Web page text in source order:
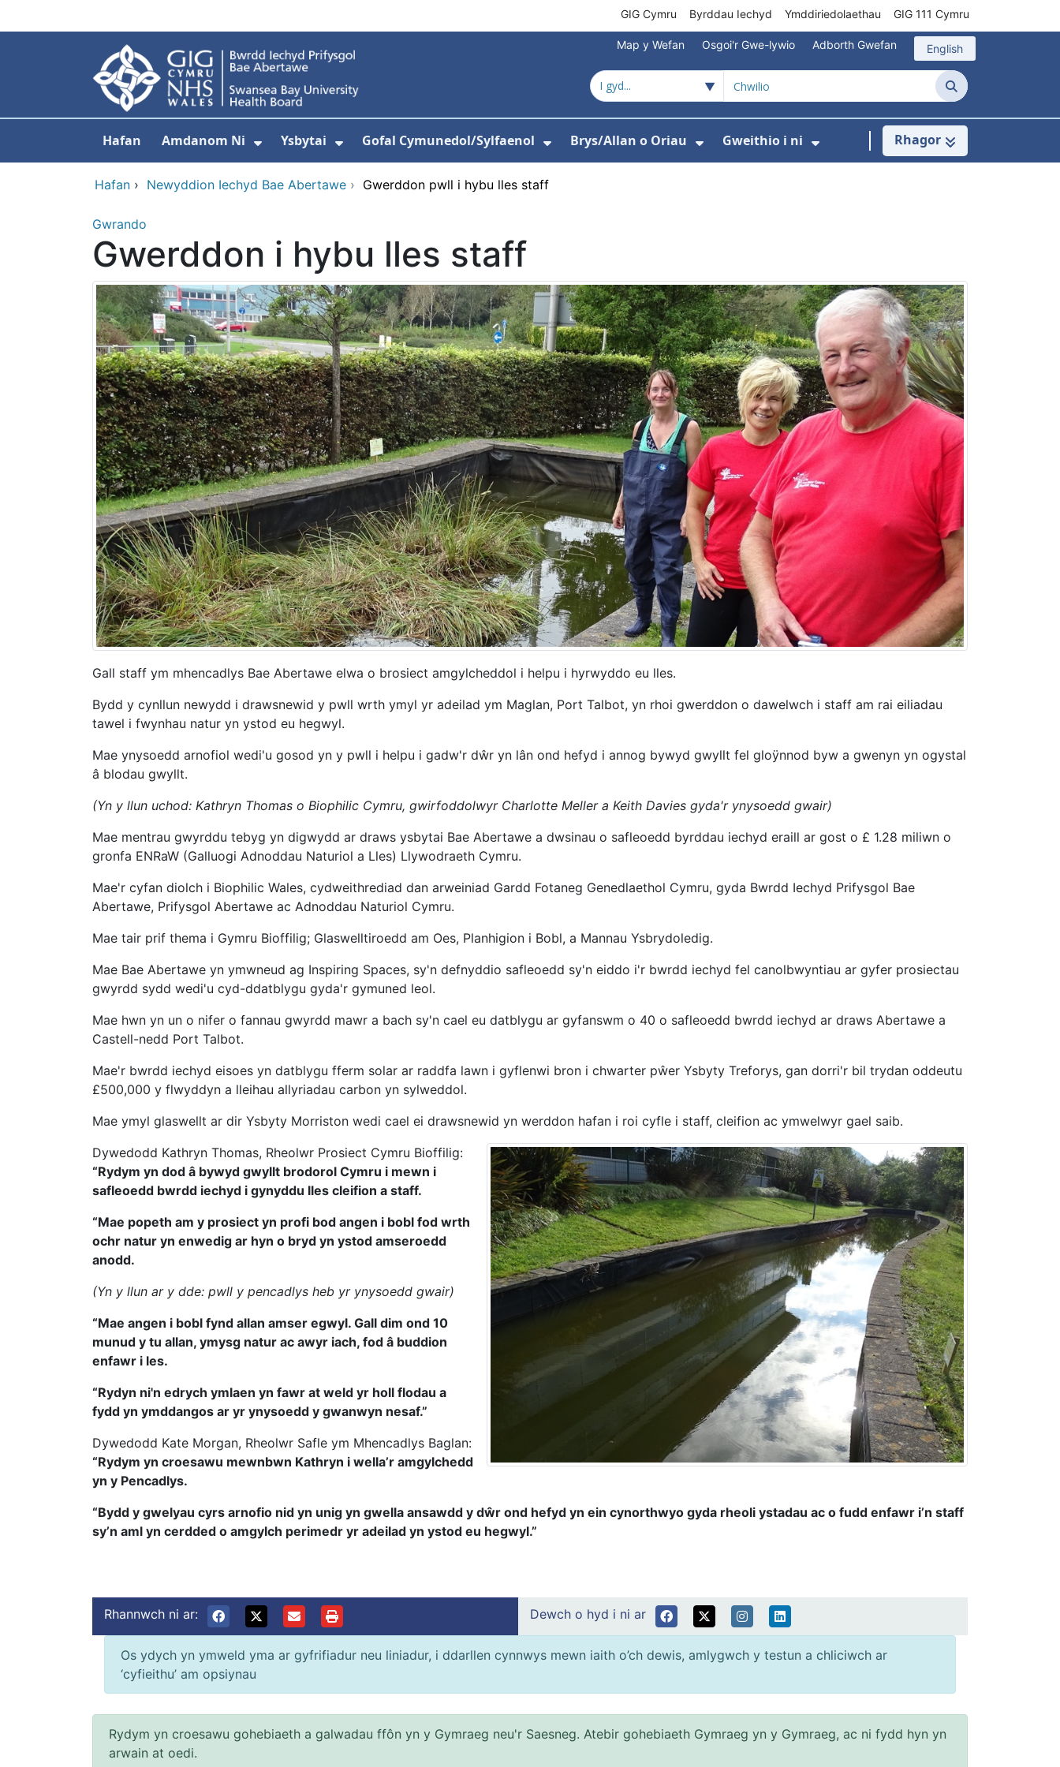
GIG Cymru Byrddau Iechyd Ymddiriedolaethau GIG 111 Cymru
Map y Wefan Osgoi'r Gwe-lywio Adborth Gwefan English
Chwilio
Hafan Amdanom Ni Ysbytai Gofal Cymunedol/Sylfaenol
Dangos isddewislen ar gyfer Gofal Cymunedol/Sylfaenol
Brys/Allan o Oriau
Dangos isddewislen ar gyfer Brys/Allan o
Gweithio i ni
Dangos isddewislen ar gyfer
Rhagor
Hafan › Newyddion Iechyd Bae Abertawe › Gwerddon pwll i hybu lles staff
Gwrando
Gwerddon i hybu lles staff
Gall staff ym mhencadlys Bae Abertawe elwa o brosiect amgylcheddol i helpu i hyrwyddo eu lles.
Bydd y cynllun newydd i drawsnewid y pwll wrth ymyl yr adeilad ym Maglan, Port Talbot, yn rhoi gwerddon o dawelwch i staff am rai eiliadau
tawel i fwynhau natur yn ystod eu hegwyl.
Mae ynysoedd arnofiol wedi'u gosod yn y pwll i helpu i gadw'r dŵr yn lân ond hefyd i annog bywyd gwyllt fel gloÿnnod byw a gwenyn yn ogystal
â blodau gwyllt.
(Yn y llun uchod: Kathryn Thomas o Biophilic Cymru, gwirfoddolwyr Charlotte Meller a Keith Davies gyda'r ynysoedd gwair)
Mae mentrau gwyrddu tebyg yn digwydd ar draws ysbytai Bae Abertawe a dwsinau o safleoedd byrddau iechyd eraill ar gost o £ 1.28 miliwn o
gronfa ENRaW (Galluogi Adnoddau Naturiol a Lles) Llywodraeth Cymru.
Mae'r cyfan diolch i Biophilic Wales, cydweithrediad dan arweiniad Gardd Fotaneg Genedlaethol Cymru, gyda Bwrdd Iechyd Prifysgol Bae
Abertawe, Prifysgol Abertawe ac Adnoddau Naturiol Cymru.
Mae tair prif thema i Gymru Bioffilig; Glaswelltiroedd am Oes, Planhigion i Bobl, a Mannau Ysbrydoledig.
Mae Bae Abertawe yn ymwneud ag Inspiring Spaces, sy'n defnyddio safleoedd sy'n eiddo i'r bwrdd iechyd fel canolbwyntiau ar gyfer prosiectau
gwyrdd sydd wedi'u cyd-ddatblygu gyda'r gymuned leol.
Mae hwn yn un o nifer o fannau gwyrdd mawr a bach sy'n cael eu datblygu ar gyfanswm o 40 o safleoedd bwrdd iechyd ar draws Abertawe a
Castell-nedd Port Talbot.
Mae'r bwrdd iechyd eisoes yn datblygu fferm solar ar raddfa lawn i gyflenwi bron i chwarter pŵer Ysbyty Treforys, gan dorri'r bil trydan oddeutu
£500,000 y flwyddyn a lleihau allyriadau carbon yn sylweddol.
Mae ymyl glaswellt ar dir Ysbyty Morriston wedi cael ei drawsnewid yn werddon hafan i roi cyfle i staff, cleifion ac ymwelwyr gael saib.
Dywedodd Kathryn Thomas, Rheolwr Prosiect Cymru Bioffilig:
“Rydym yn dod â bywyd gwyllt brodorol Cymru i mewn i
safleoedd bwrdd iechyd i gynyddu lles cleifion a staff.
“Mae popeth am y prosiect yn profi bod angen i bobl fod wrth
ochr natur yn enwedig ar hyn o bryd yn ystod amseroedd
anodd.
(Yn y llun ar y dde: pwll y pencadlys heb yr ynysoedd gwair)
“Mae angen i bobl fynd allan amser egwyl. Gall dim ond 10
munud y tu allan, ymysg natur ac awyr iach, fod â buddion
enfawr i les.
“Rydyn ni'n edrych ymlaen yn fawr at weld yr holl flodau a
fydd yn ymddangos ar yr ynysoedd y gwanwyn nesaf.”
Dywedodd Kate Morgan, Rheolwr Safle ym Mhencadlys Baglan:
“Rydym yn croesawu mewnbwn Kathryn i wella’r amgylchedd
yn y Pencadlys.
“Bydd y gwelyau cyrs arnofio nid yn unig yn gwella ansawdd y dŵr ond hefyd yn ein cynorthwyo gyda rheoli ystadau ac o fudd enfawr i’n staff
sy’n aml yn cerdded o amgylch perimedr yr adeilad yn ystod eu hegwyl.”
Rhannwch ni ar: Dewch o hyd i ni ar
Os ydych yn ymweld yma ar gyfrifiadur neu liniadur, i ddarllen cynnwys mewn iaith o’ch dewis, amlygwch y testun a chliciwch ar
‘cyfieithu’ am opsiynau
Rydym yn croesawu gohebiaeth a galwadau ffôn yn y Gymraeg neu'r Saesneg. Atebir gohebiaeth Gymraeg yn y Gymraeg, ac ni fydd hyn yn
arwain at oedi.